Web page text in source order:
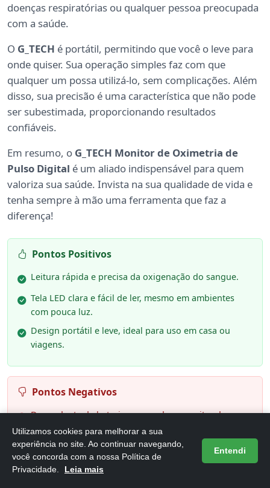
doenças respiratórias ou qualquer pessoa preocupada
com a saúde.
O G_TECH é portátil, permitindo que você o leve para
onde quiser. Sua operação simples faz com que
qualquer um possa utilizá-lo, sem complicações. Além
disso, sua precisão é uma característica que não pode
ser subestimada, proporcionando resultados
confiáveis.
Em resumo, o G_TECH Monitor de Oximetria de
Pulso Digital é um aliado indispensável para quem
valoriza sua saúde. Invista na sua qualidade de vida e
tenha sempre à mão uma ferramenta que faz a
diferença!
Pontos Positivos
Leitura rápida e precisa da oxigenação do sangue.
Tela LED clara e fácil de ler, mesmo em ambientes
com pouca luz.
Design portátil e leve, ideal para uso em casa ou
viagens.
Pontos Negativos
Dependente de bateria, que pode necessitar de
trocas frequentes.
Pode não funcionar corretamente em dedos muito
grossos.
Utilizamos cookies para melhorar a sua
experiência no site. Ao continuar navegando,
você concorda com a nossa Política de
Privacidade.
Leia mais
Entendi